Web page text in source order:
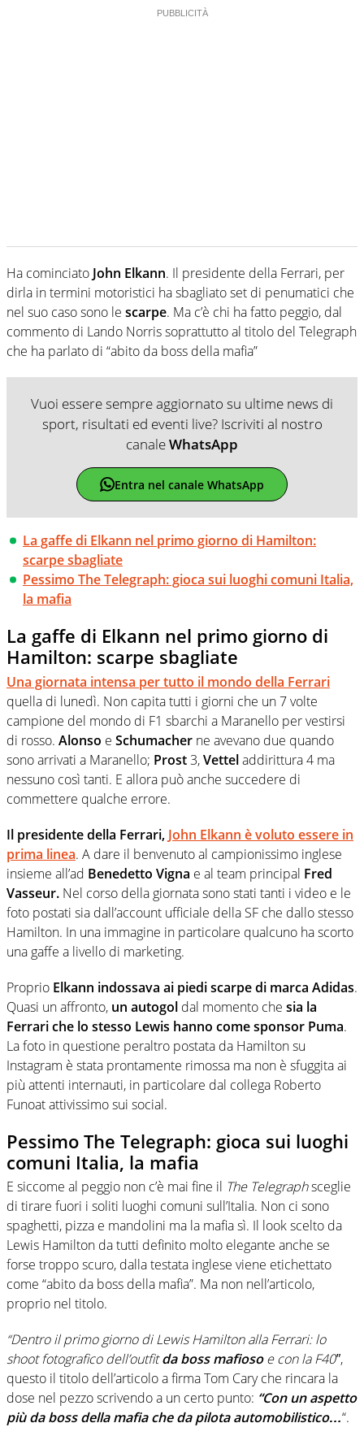
Ha cominciato John Elkann. Il presidente della Ferrari, per
dirla in termini motoristici ha sbagliato set di penumatici che
nel suo caso sono le scarpe. Ma c’è chi ha fatto peggio, dal
commento di Lando Norris soprattutto al titolo del Telegraph
che ha parlato di “abito da boss della mafia”
Vuoi essere sempre aggiornato su ultime news di
sport, risultati ed eventi live? Iscriviti al nostro
canaleWhatsApp
Entra nel canale WhatsApp
La gaffe di Elkann nel primo giorno di Hamilton:
scarpe sbagliate
Pessimo The Telegraph: gioca sui luoghi comuni Italia,
la mafia
La gaffe di Elkann nel primo giorno di
Hamilton: scarpe sbagliate
Una giornata intensa per tutto il mondo della Ferrari
quella di lunedì. Non capita tutti i giorni che un 7 volte
campione del mondo di F1 sbarchi a Maranello per vestirsi
di rosso. Alonso e Schumacher ne avevano due quando
sono arrivati a Maranello; Prost3,Vetteladdirittura 4 ma
nessuno così tanti. E allora può anche succedere di
commettere qualche errore.
Il presidente della Ferrari, John Elkann è voluto essere in
prima linea. A dare il benvenuto al campionissimo inglese
insieme all’ad Benedetto Vigna e al team principal Fred
Vasseur. Nel corso della giornata sono stati tanti i video e le
foto postati sia dall’account ufficiale della SF che dallo stesso
Hamilton. In una immagine in particolare qualcuno ha scorto
una gaffe a livello di marketing.
Proprio Elkann indossava ai piedi scarpe di marca Adidas.
Quasi un affronto, un autogol dal momento che sia la
Ferrari che lo stesso Lewis hanno come sponsor Puma.
La foto in questione peraltro postata da Hamilton su
Instagram è stata prontamente rimossa ma non è sfuggita ai
più attenti internauti, in particolare dal collega Roberto
Funoat attivissimo sui social.
Pessimo The Telegraph: gioca sui luoghi
comuni Italia, la mafia
E siccome al peggio non c’è mai fine il The Telegraphsceglie
di tirare fuori i soliti luoghi comuni sull’Italia. Non ci sono
spaghetti, pizza e mandolini ma la mafia sì. Il look scelto da
Lewis Hamilton da tutti definito molto elegante anche se
forse troppo scuro, dalla testata inglese viene etichettato
come “abito da boss della mafia”. Ma non nell’articolo,
proprio nel titolo.
“Dentro il primo giorno di Lewis Hamilton alla Ferrari: lo
shoot fotografico dell’outfitda boss mafiosoe con la F40″,
questo il titolo dell’articolo a firma Tom Cary che rincara la
dose nel pezzo scrivendo a un certo punto: “Con un aspetto
più da boss della mafia che da pilota automobilistico…“.